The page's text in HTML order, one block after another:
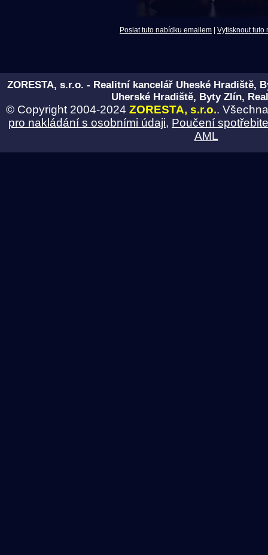
Poslat tuto nabídku emailem Vytisknout tuto
ZORESTA, s.r.o. - Realitní kancelář Uheské Hradiště,
Uherské Hradiště, Byty Zlín,
© Copyright 2004-2024 ZORESTA, s.r.o..
pro nakládání s osobními údaji, Poučení
AML